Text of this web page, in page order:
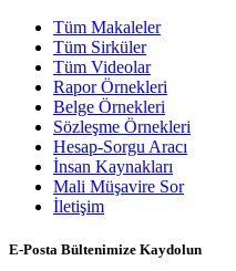
Tüm Makaleler
Tüm Sirküler
Tüm Videolar
Rapor Örnekleri
Belge Örnekleri
Sözleşme Örnekleri
Hesap-Sorgu Aracı
İnsan Kaynakları
Mali Müşavire Sor
İletişim
E-Posta Bültenimize Kaydolun